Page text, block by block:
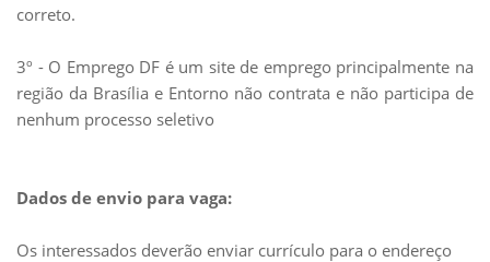
correto.
3º - O Emprego DF é um site de emprego principalmente na
região da Brasília e Entorno não contrata e não participa de
nenhum processo seletivo
Dados de envio para vaga:
Os interessados deverão enviar currículo para o endereço